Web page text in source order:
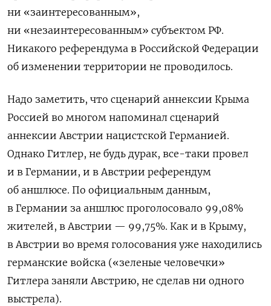
ни «заинтересованным»,
ни «незаинтересованным» субъектом РФ.
Никакого референдума в Российской Федерации
об изменении территории не проводилось.
Надо заметить, что сценарий аннексии Крыма
Россией во многом напоминал сценарий
аннексии Австрии нацистской Германией.
Однако Гитлер, не будь дурак, все-таки провел
и в Германии, и в Австрии референдум
об аншлюсе. По официальным данным,
в Германии за аншлюс проголосовало 99,08%
жителей, в Австрии — 99,75%. Как и в Крыму,
в Австрии во время голосования уже находились
германские войска («зеленые человечки»
Гитлера заняли Австрию, не сделав ни одного
выстрела).